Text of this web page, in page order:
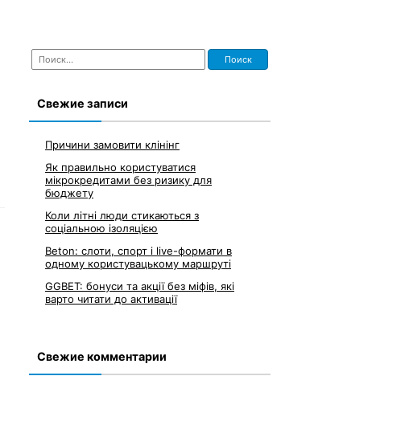
Найти:
Свежие записи
Причини замовити клінінг
Як правильно користуватися
мікрокредитами без ризику для
бюджету
Коли літні люди стикаються з
соціальною ізоляцією
Beton: слоти, спорт і live-формати в
одному користувацькому маршруті
GGBET: бонуси та акції без міфів, які
варто читати до активації
Свежие комментарии